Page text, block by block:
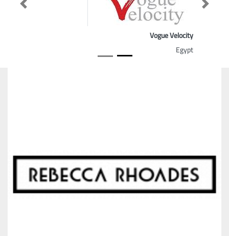
Vogue Velocity
Egypt
Previous Next